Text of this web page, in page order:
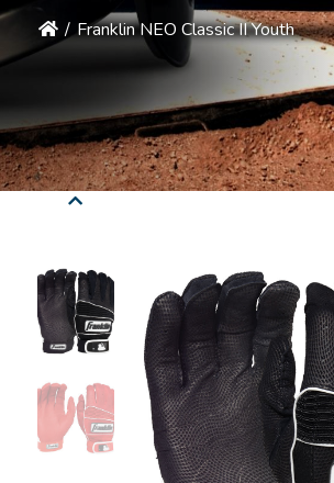
/ Franklin NEO Classic II Youth